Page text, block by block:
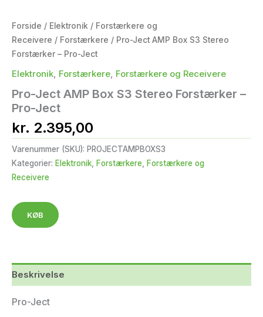
Forside / Elektronik / Forstærkere og
Receivere / Forstærkere / Pro-Ject AMP Box S3 Stereo
Forstærker – Pro-Ject
Elektronik Forstærkere Forstærkere og Receivere
Pro-Ject AMP Box S3 Stereo Forstærker –
Pro-Ject
kr. 2.395,00
Varenummer (SKU): PROJECTAMPBOXS3
Kategorier: Elektronik, Forstærkere, Forstærkere og
Receivere
KØB
Beskrivelse
Pro-Ject